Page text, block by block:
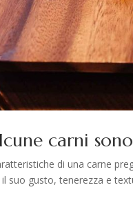
carni
di una carne
suo gusto, tenerezza e